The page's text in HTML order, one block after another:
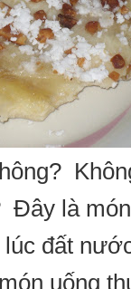
Đây là
đất
uống